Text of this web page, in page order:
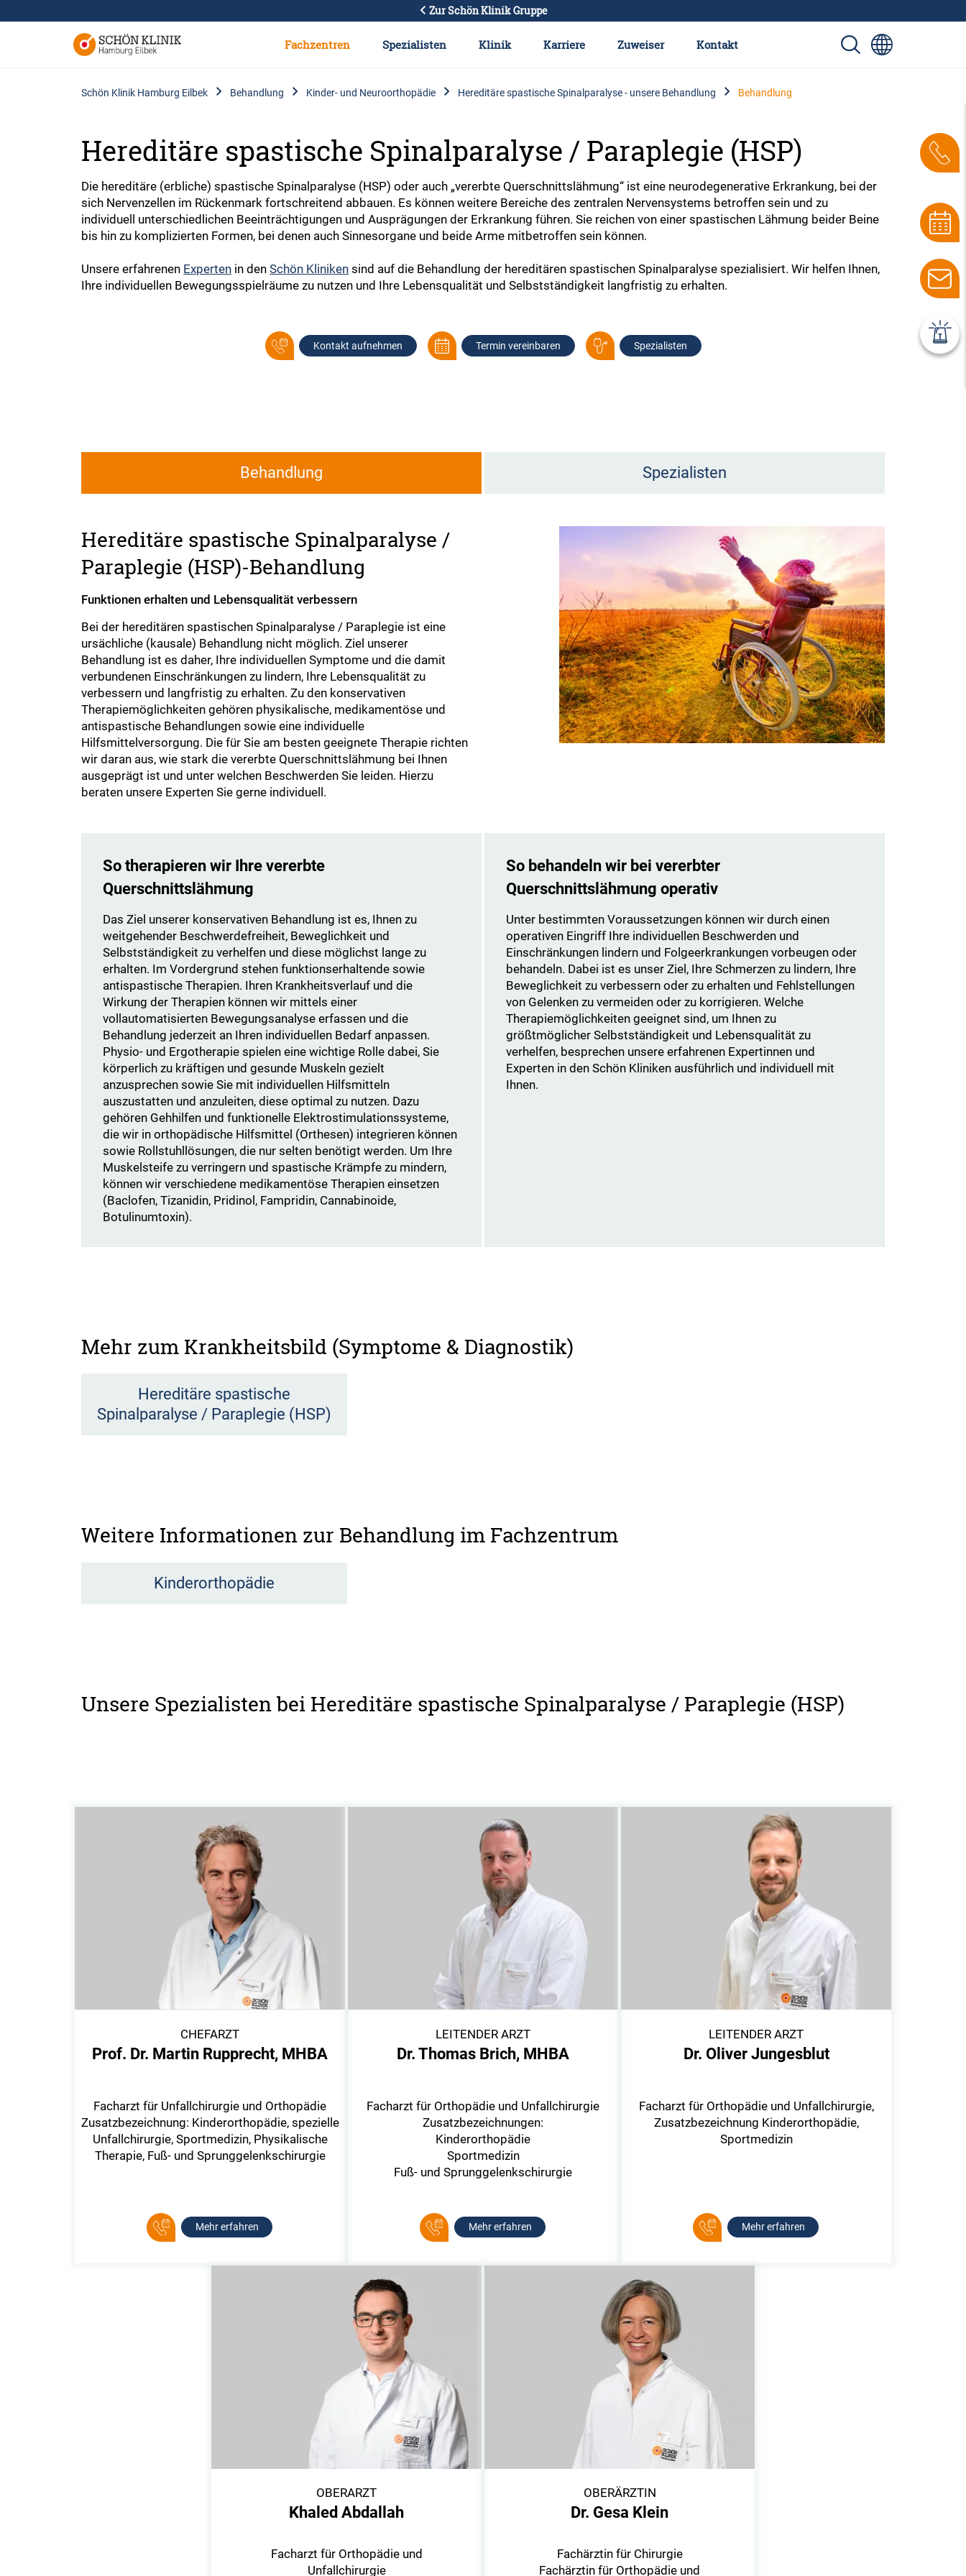
Zur Schön Klinik Gruppe
Fachzentren Spezialisten Klinik Karriere Zuweiser Kontakt
Schön Klinik Hamburg Eilbek Behandlung Kinder- und Neuroorthopädie Hereditäre spastische Spinalparalyse - unsere Behandlung Behandlung
Hereditäre spastische Spinalparalyse / Paraplegie (HSP)
Die hereditäre (erbliche) spastische Spinalparalyse (HSP) oder auch „vererbte Querschnittslähmung“ ist eine neurodegenerative Erkrankung, bei der
sich Nervenzellen im Rückenmark fortschreitend abbauen. Es können weitere Bereiche des zentralen Nervensystems betroffen sein und zu
individuell unterschiedlichen Beeinträchtigungen und Ausprägungen der Erkrankung führen. Sie reichen von einer spastischen Lähmung beider Beine
bis hin zu komplizierten Formen, bei denen auch Sinnesorgane und beide Arme mitbetroffen sein können.
Unsere erfahrenen Experten in denSchön Kliniken sind auf die Behandlung der hereditären spastischen Spinalparalyse spezialisiert. Wir helfen Ihnen,
Ihre individuellen Bewegungsspielräume zu nutzen und Ihre Lebensqualität und Selbstständigkeit langfristig zu erhalten.
Kontakt aufnehmen Termin vereinbaren Spezialisten
Behandlung Spezialisten
Hereditäre spastische Spinalparalyse /
Paraplegie (HSP)-Behandlung
Funktionen erhalten und Lebensqualität verbessern
Bei der hereditären spastischen Spinalparalyse / Paraplegie ist eine
ursächliche (kausale) Behandlung nicht möglich. Ziel unserer
Behandlung ist es daher, Ihre individuellen Symptome und die damit
verbundenen Einschränkungen zu lindern, Ihre Lebensqualität zu
verbessern und langfristig zu erhalten. Zu den konservativen
Therapiemöglichkeiten gehören physikalische, medikamentöse und
antispastische Behandlungen sowie eine individuelle
Hilfsmittelversorgung. Die für Sie am besten geeignete Therapie richten
wir daran aus, wie stark die vererbte Querschnittslähmung bei Ihnen
ausgeprägt ist und unter welchen Beschwerden Sie leiden. Hierzu
beraten unsere Experten Sie gerne individuell.
So therapieren wir Ihre vererbte
Querschnittslähmung
Das Ziel unserer konservativen Behandlung ist es, Ihnen zu
weitgehender Beschwerdefreiheit, Beweglichkeit und
Selbstständigkeit zu verhelfen und diese möglichst lange zu
erhalten. Im Vordergrund stehen funktionserhaltende sowie
antispastische Therapien. Ihren Krankheitsverlauf und die
Wirkung der Therapien können wir mittels einer
vollautomatisierten Bewegungsanalyse erfassen und die
Behandlung jederzeit an Ihren individuellen Bedarf anpassen.
Physio- und Ergotherapie spielen eine wichtige Rolle dabei, Sie
körperlich zu kräftigen und gesunde Muskeln gezielt
anzusprechen sowie Sie mit individuellen Hilfsmitteln
auszustatten und anzuleiten, diese optimal zu nutzen. Dazu
gehören Gehhilfen und funktionelle Elektrostimulationssysteme,
die wir in orthopädische Hilfsmittel (Orthesen) integrieren können
sowie Rollstuhllösungen, die nur selten benötigt werden. Um Ihre
Muskelsteife zu verringern und spastische Krämpfe zu mindern,
können wir verschiedene medikamentöse Therapien einsetzen
(Baclofen, Tizanidin, Pridinol, Fampridin, Cannabinoide,
Botulinumtoxin).
So behandeln wir bei vererbter
Querschnittslähmung operativ
Unter bestimmten Voraussetzungen können wir durch einen
operativen Eingriff Ihre individuellen Beschwerden und
Einschränkungen lindern und Folgeerkrankungen vorbeugen oder
behandeln. Dabei ist es unser Ziel, Ihre Schmerzen zu lindern, Ihre
Beweglichkeit zu verbessern oder zu erhalten und Fehlstellungen
von Gelenken zu vermeiden oder zu korrigieren. Welche
Therapiemöglichkeiten geeignet sind, um Ihnen zu
größtmöglicher Selbstständigkeit und Lebensqualität zu
verhelfen, besprechen unsere erfahrenen Expertinnen und
Experten in den Schön Kliniken ausführlich und individuell mit
Ihnen.
Mehr zum Krankheitsbild (Symptome & Diagnostik)
Hereditäre spastische
Spinalparalyse / Paraplegie (HSP)
Weitere Informationen zur Behandlung im Fachzentrum
Kinderorthopädie
Unsere Spezialisten bei Hereditäre spastische Spinalparalyse / Paraplegie (HSP)
CHEFARZT
Prof. Dr. Martin Rupprecht, MHBA
Facharzt für Unfallchirurgie und Orthopädie
Zusatzbezeichnung: Kinderorthopädie, spezielle
Unfallchirurgie, Sportmedizin, Physikalische
Therapie, Fuß- und Sprunggelenkschirurgie
Mehr erfahren
LEITENDER ARZT
Dr. Thomas Brich, MHBA
Facharzt für Orthopädie und Unfallchirurgie
Zusatzbezeichnungen:
Kinderorthopädie
Sportmedizin
Fuß- und Sprunggelenkschirurgie
Mehr erfahren
LEITENDER ARZT
Dr. Oliver Jungesblut
Facharzt für Orthopädie und Unfallchirurgie,
Zusatzbezeichnung Kinderorthopädie,
Sportmedizin
Mehr erfahren
OBERARZT
Khaled Abdallah
Facharzt für Orthopädie und
Unfallchirurgie
OBERÄRZTIN
Dr. Gesa Klein
Fachärztin für Chirurgie
Fachärztin für Orthopädie und